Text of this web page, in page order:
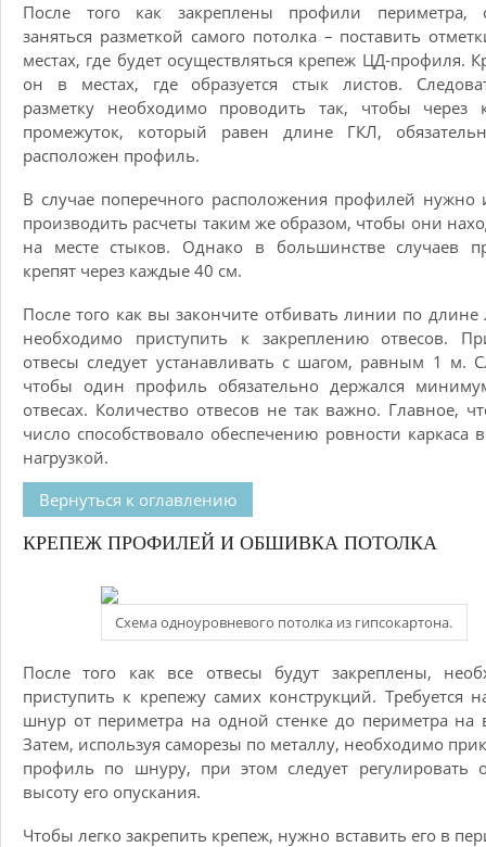
После того как закреплены профили периметра,
заняться разметкой самого потолка – поставить
местах, где будет осуществляться крепеж ЦД-профиля.
он в местах, где образуется стык листов.
разметку необходимо проводить так, чтобы через
промежуток, который равен длине ГКЛ,
расположен профиль.
В случае поперечного расположения профилей нужно
производить расчеты таким же образом, чтобы они
на месте стыков. Однако в большинстве случаев
крепят через каждые 40 см.
После того как вы закончите отбивать линии по длине
необходимо приступить к закреплению отвесов.
отвесы следует устанавливать с шагом, равным 1 м.
чтобы один профиль обязательно держался
отвесах. Количество отвесов не так важно. Главное,
число способствовало обеспечению ровности каркаса
нагрузкой.
Вернуться к оглавлению
КРЕПЕЖ ПРОФИЛЕЙ И ОБШИВКА ПОТОЛКА
Схема одноуровневого потолка из гипсокартона.
После того как все отвесы будут закреплены,
приступить к крепежу самих конструкций. Требуется
шнур от периметра на одной стенке до периметра на
Затем, используя саморезы по металлу, необходимо
профиль по шнуру, при этом следует регулировать
высоту его опускания.
Чтобы легко закрепить крепеж, нужно вставить его в